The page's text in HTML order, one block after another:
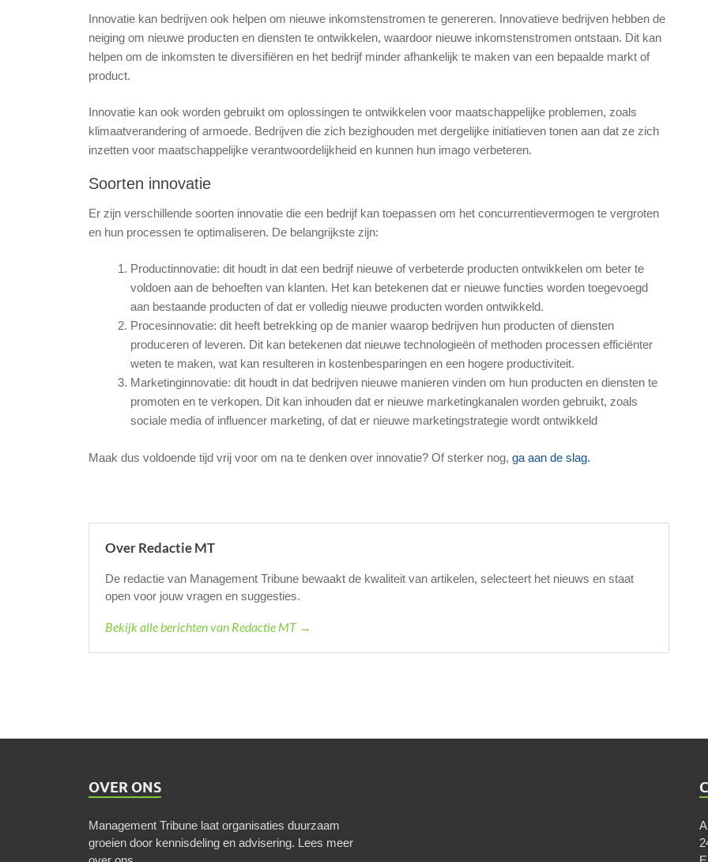
Innovatie kan bedrijven ook helpen om nieuwe inkomstenstromen te genereren. Innovatieve bedrijven hebben de
neiging om nieuwe producten en diensten te ontwikkelen, waardoor nieuwe inkomstenstromen ontstaan. Dit kan
helpen om de inkomsten te diversifiëren en het bedrijf minder afhankelijk te maken van een bepaalde markt of
product.
Innovatie kan ook worden gebruikt om oplossingen te ontwikkelen voor maatschappelijke problemen, zoals
klimaatverandering of armoede. Bedrijven die zich bezighouden met dergelijke initiatieven tonen aan dat ze zich
inzetten voor maatschappelijke verantwoordelijkheid en kunnen hun imago verbeteren.
Soorten innovatie
Er zijn verschillende soorten innovatie die een bedrijf kan toepassen om het concurrentievermogen te vergroten
en hun processen te optimaliseren. De belangrijkste zijn:
Productinnovatie: dit houdt in dat een bedrijf nieuwe of verbeterde producten ontwikkelen om beter te
voldoen aan de behoeften van klanten. Het kan betekenen dat er nieuwe functies worden toegevoegd
aan bestaande producten of dat er volledig nieuwe producten worden ontwikkeld.
Procesinnovatie: dit heeft betrekking op de manier waarop bedrijven hun producten of diensten
produceren of leveren. Dit kan betekenen dat nieuwe technologieën of methoden processen efficiënter
weten te maken, wat kan resulteren in kostenbesparingen en een hogere productiviteit.
Marketinginnovatie: dit houdt in dat bedrijven nieuwe manieren vinden om hun producten en diensten te
promoten en te verkopen. Dit kan inhouden dat er nieuwe marketingkanalen worden gebruikt, zoals
sociale media of influencer marketing, of dat er nieuwe marketingstrategie wordt ontwikkeld
Maak dus voldoende tijd vrij voor om na te denken over innovatie? Of sterker nog, ga aan de slag.
Over Redactie MT
De redactie van Management Tribune bewaakt de kwaliteit van artikelen, selecteert het nieuws en staat
open voor jouw vragen en suggesties.
Bekijk alle berichten van Redactie MT →
OVER ONS
Management Tribune laat organisaties duurzaam
groeien door kennisdeling en advisering. Lees meer